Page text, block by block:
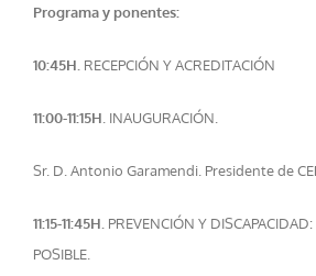
Programa y ponentes:
10:45H. RECEPCIÓN Y ACREDITACIÓN
11:00-11:15H. INAUGURACIÓN.
Sr. D. Antonio Garamendi. Presidente de
11:15-11:45H. PREVENCIÓN Y
POSIBLE.